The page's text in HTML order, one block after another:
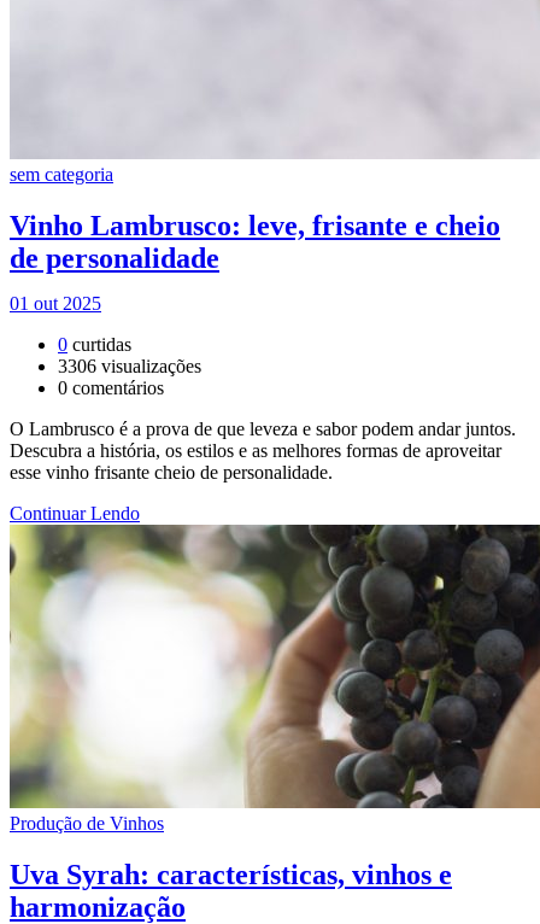
sem categoria
Vinho Lambrusco: leve, frisante e cheio
de personalidade
01 out 2025
0 curtidas
3306 visualizações
0 comentários
O Lambrusco é a prova de que leveza e sabor podem andar juntos.
Descubra a história, os estilos e as melhores formas de aproveitar
esse vinho frisante cheio de personalidade.
Continuar Lendo
Produção de Vinhos
Uva Syrah: características, vinhos e
harmonização